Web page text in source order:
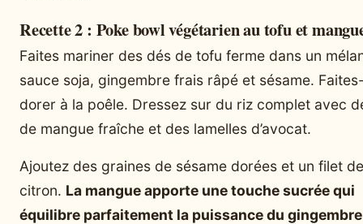
Recette 2 : Poke bowl végétarien au tofu et
Faites mariner des dés de tofu ferme dans un
sauce soja, gingembre frais râpé et sésame.
dorer à la poêle. Dressez sur du riz complet avec
de mangue fraîche et des lamelles d’avocat.
Ajoutez des graines de sésame dorées et un filet
citron. La mangue apporte une touche sucrée qui
équilibre parfaitement la puissance du gingembre